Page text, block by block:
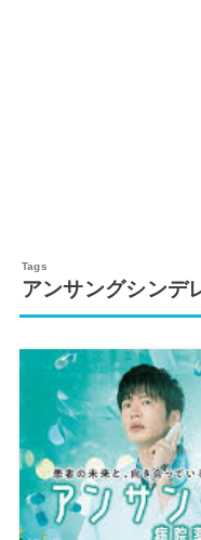
アンサングシンデ